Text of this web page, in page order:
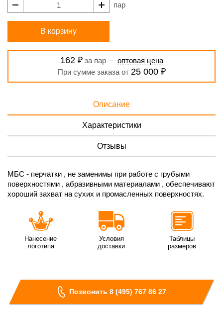
пар
В корзину
162 ₽за пар — оптовая цена
При сумме заказа от 25 000 ₽
Описание
Характеристики
Отзывы
МБС - перчатки , не заменимы при работе с грубыми
поверхностями , абразивными материалами , обеспечивают
хороший захват на сухих и промасленных поверхностях.
Нанесение
логотипа
Условия
доставки
Таблицы
размеров
Позвонить 8 (495) 767 86 27